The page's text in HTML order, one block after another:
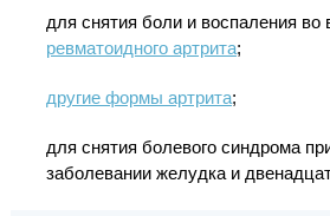
для снятия боли и воспаления во
ревматоидного артрита;
другие формы артрита;
для снятия болевого синдрома
заболевании желудка и